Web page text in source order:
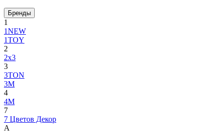
Бренды
1
1NEW
1TOY
2
2x3
3
3TON
3М
4
4M
7
7 Цветов Декор
A